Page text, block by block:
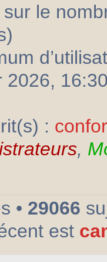
le
2026,
:
,
• 29066
est